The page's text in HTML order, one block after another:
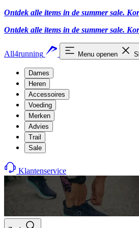
Ontdek alle items in de summer sale.
Ontdek alle items in de summer sale.
All4running Menu openen
Dames
Heren
Accessoires
Voeding
Merken
Advies
Trail
Sale
Klantenservice